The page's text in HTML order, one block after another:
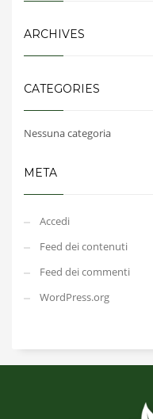
ARCHIVES
CATEGORIES
Nessuna categoria
META
Accedi
Feed dei contenuti
Feed dei commenti
WordPress.org